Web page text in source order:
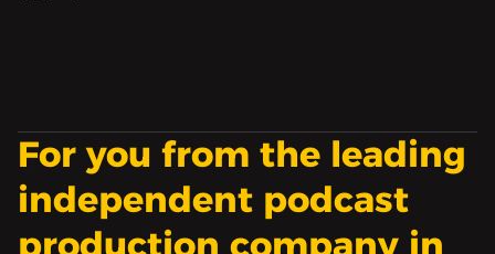
For you from the leading
independent podcast
production company in